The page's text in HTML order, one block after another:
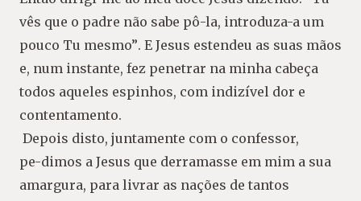
vês que o padre não sabe pô-la, introduza-a um
pouco Tu mesmo”. E Jesus estendeu as suas mãos
e, num instante, fez penetrar na minha cabeça
todos aqueles espinhos, com indizível dor e
contentamento.
Depois disto, juntamente com o confessor,
pe-dimos a Jesus que derramasse em mim a sua
amargura, para livrar as nações de tantos